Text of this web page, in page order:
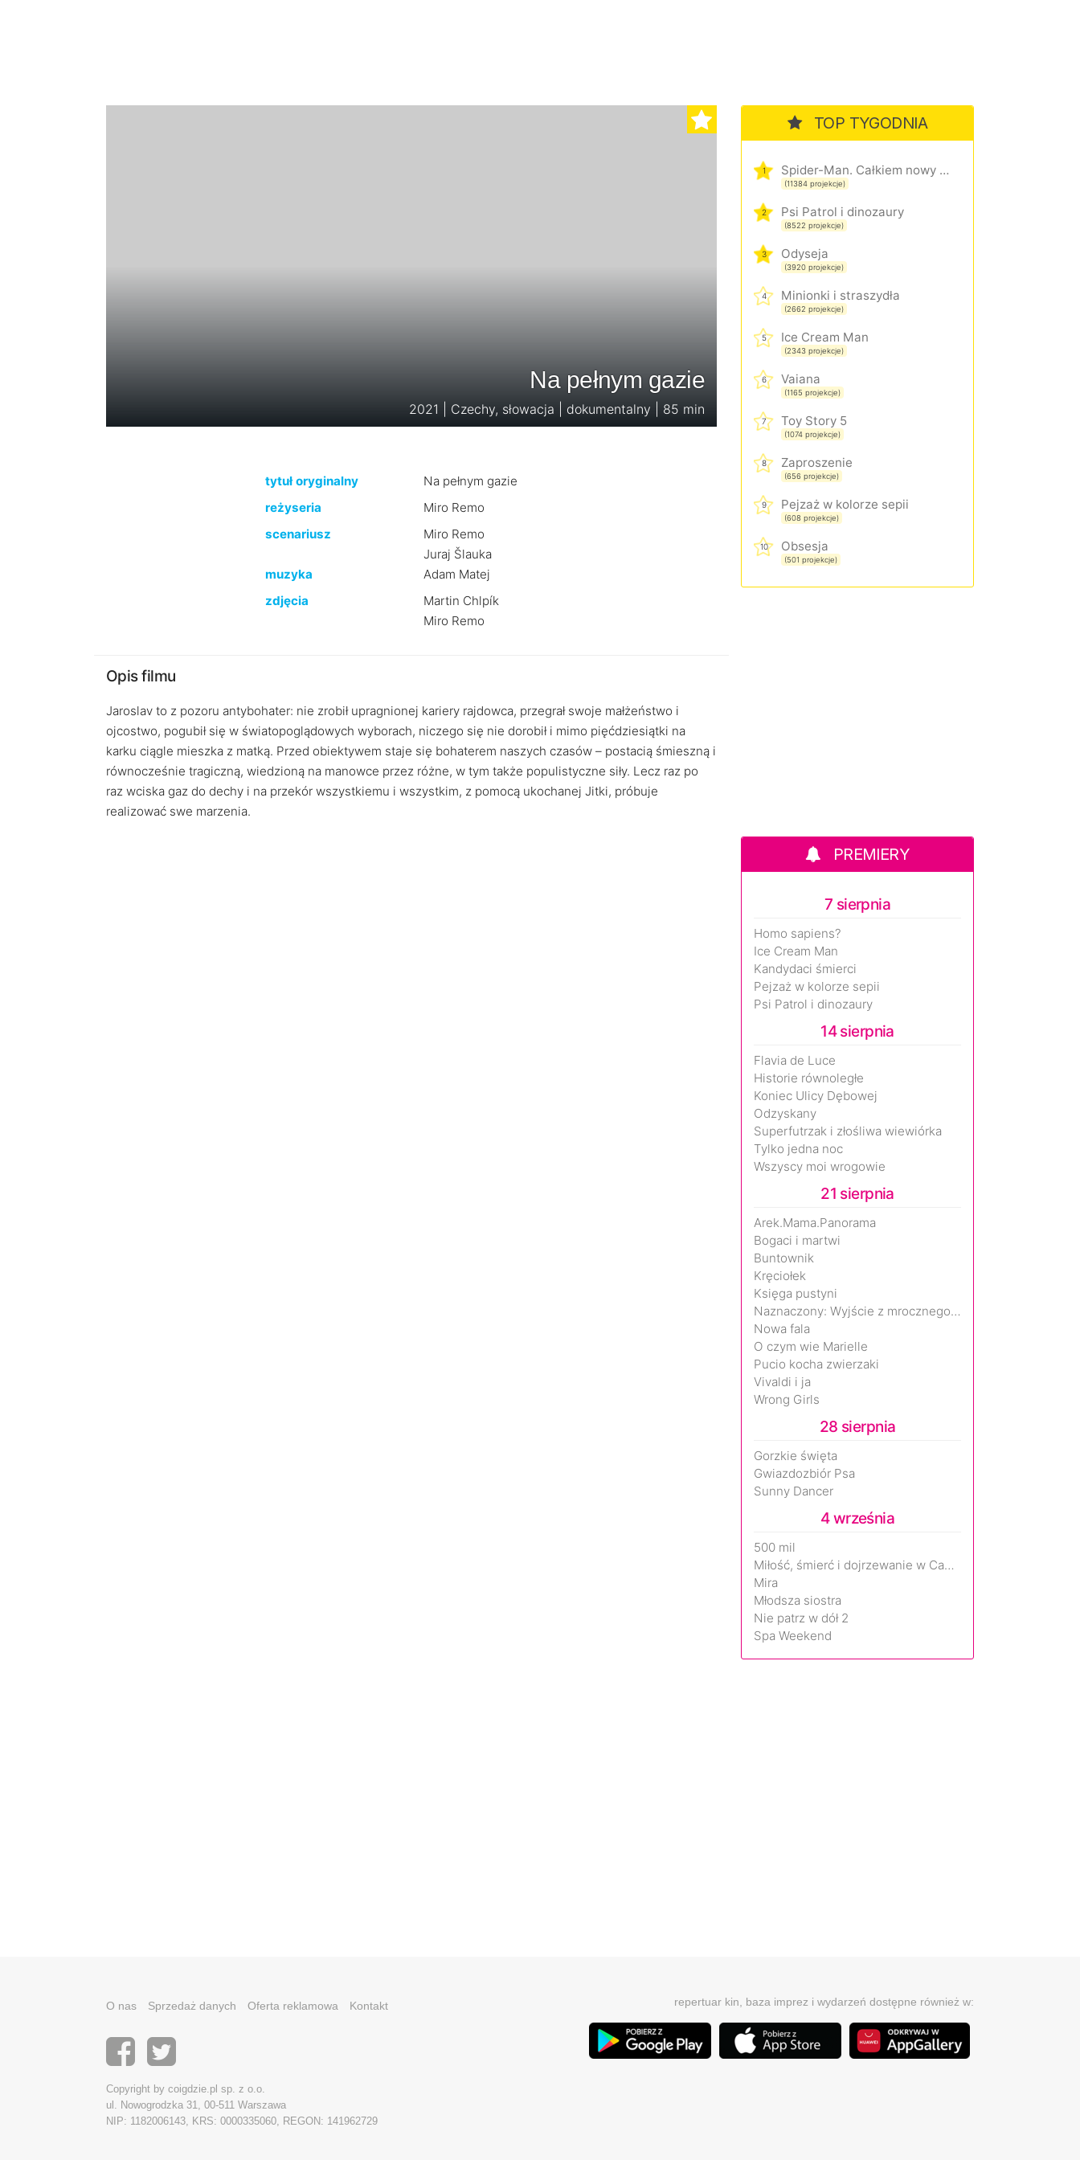
Na pełnym gazie
2021 | Czechy, słowacja | dokumentalny | 85 min
tytuł oryginalny
Na pełnym gazie
reżyseria
Miro Remo
scenariusz
Miro Remo
Juraj Šlauka
muzyka
Adam Matej
zdjęcia
Martin Chlpík
Miro Remo
Opis filmu
Jaroslav to z pozoru antybohater: nie zrobił upragnionej kariery rajdowca, przegrał swoje małżeństwo i
ojcostwo, pogubił się w światopoglądowych wyborach, niczego się nie dorobił i mimo pięćdziesiątki na
karku ciągle mieszka z matką. Przed obiektywem staje się bohaterem naszych czasów – postacią śmieszną i
równocześnie tragiczną, wiedzioną na manowce przez różne, w tym także populistyczne siły. Lecz raz po
raz wciska gaz do dechy i na przekór wszystkiemu i wszystkim, z pomocą ukochanej Jitki, próbuje
realizować swe marzenia.
TOP TYGODNIA
1 Spider-Man. Całkiem nowy dzień
(11384 projekcje)
2 Psi Patrol i dinozaury
(8522 projekcje)
3 Odyseja
(3920 projekcje)
4 Minionki i straszydła
(2662 projekcje)
5 Ice Cream Man
(2343 projekcje)
6 Vaiana
(1165 projekcje)
7 Toy Story 5
(1074 projekcje)
8 Zaproszenie
(656 projekcje)
9 Pejzaż w kolorze sepii
(608 projekcje)
10 Obsesja
(501 projekcje)
PREMIERY
7 sierpnia
Homo sapiens?
Ice Cream Man
Kandydaci śmierci
Pejzaż w kolorze sepii
Psi Patrol i dinozaury
14 sierpnia
Flavia de Luce
Historie równoległe
Koniec Ulicy Dębowej
Odzyskany
Superfutrzak i złośliwa wiewiórka
Tylko jedna noc
Wszyscy moi wrogowie
21 sierpnia
Arek.Mama.Panorama
Bogaci i martwi
Buntownik
Kręciołek
Księga pustyni
Naznaczony: Wyjście z mrocznego wymiaru
Nowa fala
O czym wie Marielle
Pucio kocha zwierzaki
Vivaldi i ja
Wrong Girls
28 sierpnia
Gorzkie święta
Gwiazdozbiór Psa
Sunny Dancer
4 września
500 mil
Miłość, śmierć i dojrzewanie w Camp Miasma
Mira
Młodsza siostra
Nie patrz w dół 2
Spa Weekend
O nas Sprzedaż danych Oferta reklamowa Kontakt
Copyright by coigdzie.pl sp. z o.o.
ul. Nowogrodzka 31, 00-511 Warszawa
NIP: 1182006143, KRS: 0000335060, REGON: 141962729
repertuar kin, baza imprez i wydarzeń dostępne również w: